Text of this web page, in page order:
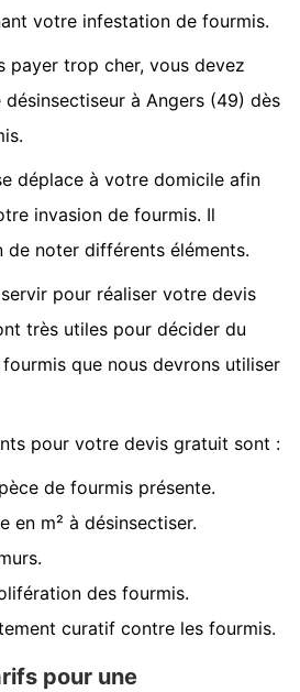
votre infestation de fourmis.
payer trop cher, vous devez
à Angers (49) dès
déplace à votre domicile afin
invasion de fourmis. Il
de noter différents éléments.
pour réaliser votre devis
très utiles pour décider du
que nous devrons utiliser
pour votre devis gratuit sont :
de fourmis présente.
en m² à désinsectiser.
des fourmis.
curatif contre les fourmis.
pour une